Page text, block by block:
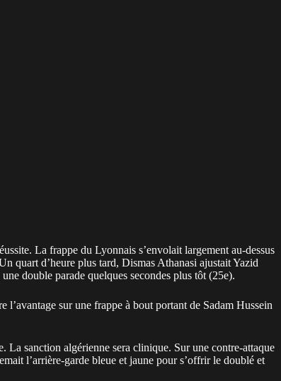
La frappe du Lyonnais s’envolait largement au-dessus
quart d’heure plus tard, Dismas Athanasi ajustait Yazid
double parade quelques secondes plus tôt (25e).
l’avantage sur une frappe à bout portant de Sadam Hussein
La sanction algérienne sera clinique. Sur une contre-attaque
l’arrière-garde bleue et jaune pour s’offrir le doublé et